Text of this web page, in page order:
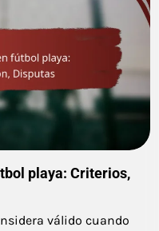
playa: Criterios,
válido cuando